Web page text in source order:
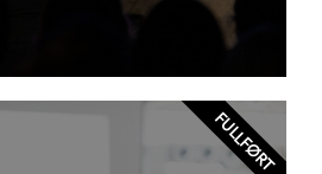
FULLFØRT